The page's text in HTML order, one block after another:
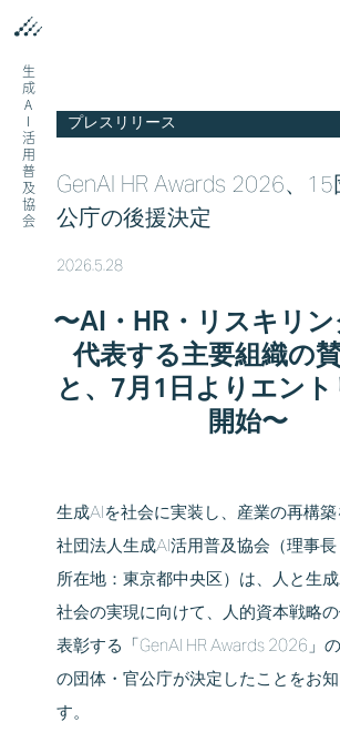
生成AI活用普及協会 プレスリリース
GenAI HR Awards 2026、
公庁の後援決定
2026.5.28
〜AI・HR・リスキリ
代表する主要組織の
と、7月1日よりエン
開始〜
生成AIを社会に実装し、産業の再構
社団法人生成AI活用普及協会（理事長
所在地：東京都中央区）は、人と⽣
社会の実現に向けて、人的資本戦略
表彰する「GenAI HR Awards 2026」
の団体・官公庁が決定したことをお
す。